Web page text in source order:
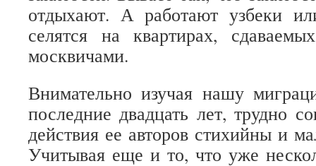
отдыхают. А работают узбеки
селятся на квартирах,
москвичами.
Внимательно изучая нашу
последние двадцать лет, трудно
действия ее авторов стихийны и
Учитывая еще и то, что уже